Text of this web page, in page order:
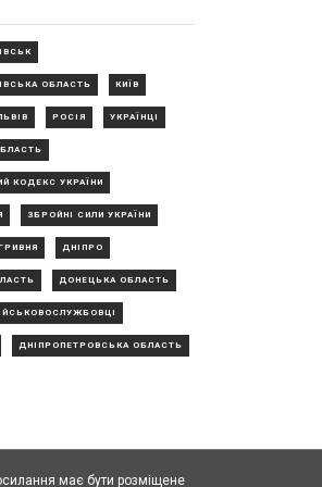
ОБЛАСТЬ КИЇВ
РОСІЯ УКРАЇНЦІ
КОДЕКС УКРАЇНИ
ЗБРОЙНІ СИЛИ УКРАЇНИ
ДНІПРО
ДОНЕЦЬКА ОБЛАСТЬ
ДНІПРОПЕТРОВСЬКА ОБЛАСТЬ
має бути розміщене